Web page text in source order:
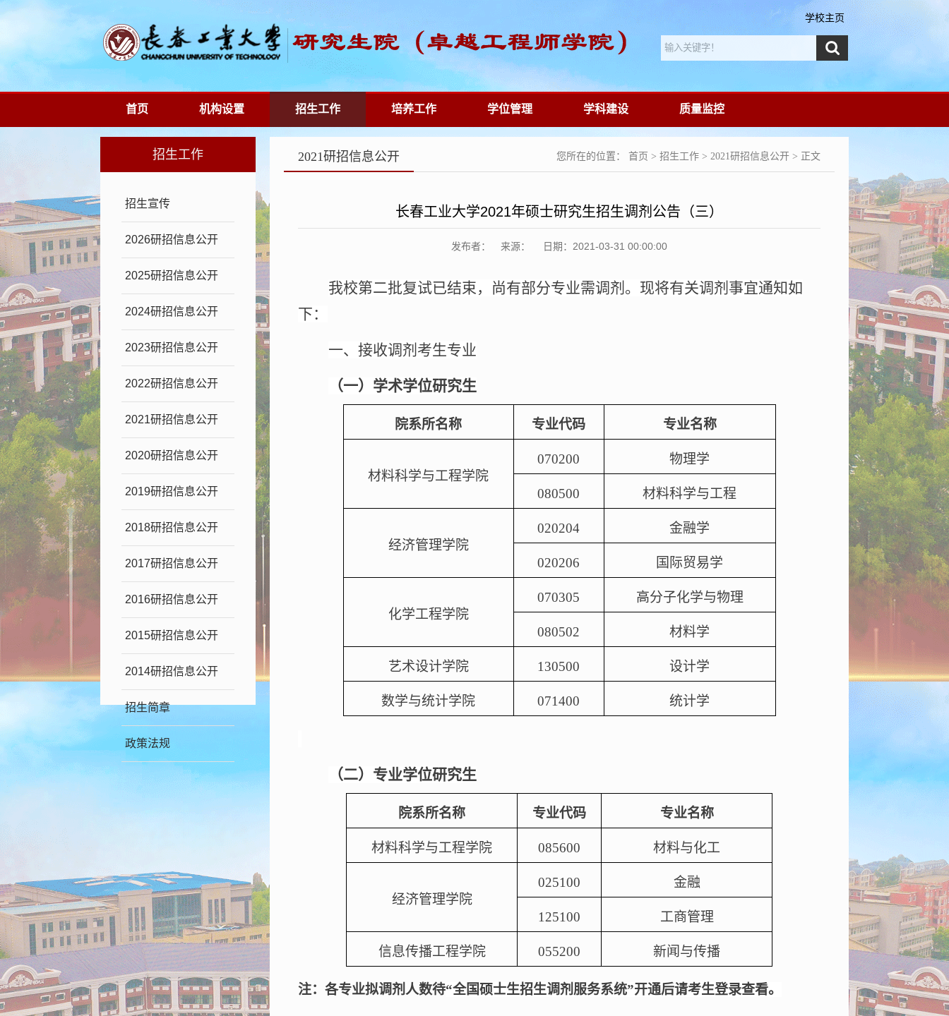
学校主页
首页 机构设置 招生工作 培养工作 学位管理 学科建设 质量监控
招生工作
招生宣传
2026研招信息公开
2025研招信息公开
2024研招信息公开
2023研招信息公开
2022研招信息公开
2021研招信息公开
2020研招信息公开
2019研招信息公开
2018研招信息公开
2017研招信息公开
2016研招信息公开
2015研招信息公开
2014研招信息公开
招生简章
政策法规
您所在的位置： 首页 > 招生工作 > 2021研招信息公开 > 正文
2021研招信息公开
长春工业大学2021年硕士研究生招生调剂公告（三）
发布者： 来源： 日期：2021-03-31 00:00:00
我校第二批复试已结束，尚有部分专业需调剂。现将有关调剂事宜通知如
下：
一、接收调剂考生专业
（一）学术学位研究生
院系所名称 专业代码 专业名称
材料科学与工程学院
070200 物理学
080500 材料科学与工程
经济管理学院
020204 金融学
020206 国际贸易学
化学工程学院
070305 高分子化学与物理
080502 材料学
艺术设计学院 130500 设计学
数学与统计学院 071400 统计学
（二）专业学位研究生
院系所名称 专业代码 专业名称
材料科学与工程学院 085600 材料与化工
经济管理学院
025100 金融
125100 工商管理
信息传播工程学院 055200 新闻与传播
注：各专业拟调剂人数待“全国硕士生招生调剂服务系统”开通后请考生登录查看。